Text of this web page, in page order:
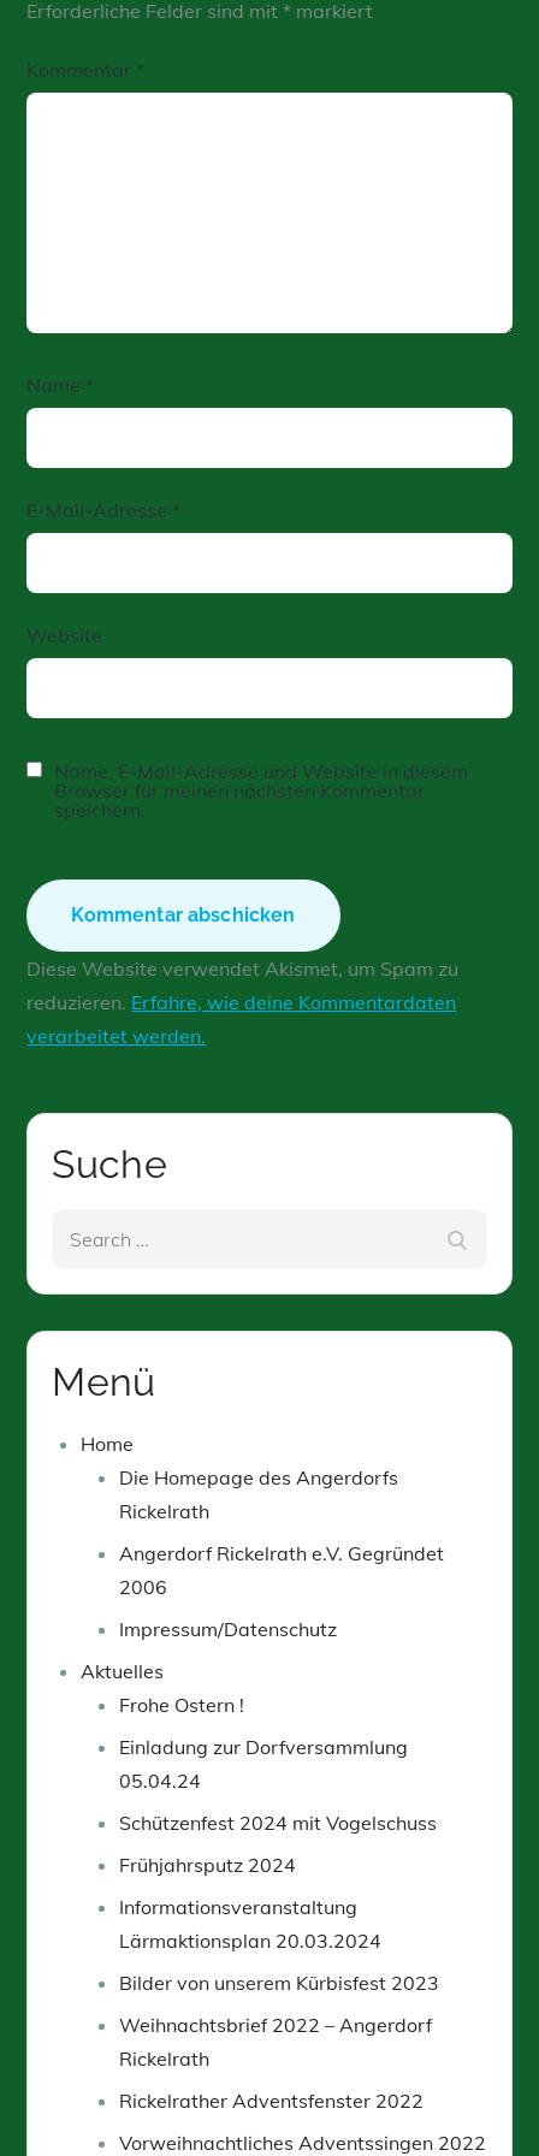
Erforderliche Felder sind mit* markiert
Kommentar *
Name *
E-Mail-Adresse *
Website
Name, E-Mail-Adresse und Website in diesem
Browser für meinen nächsten Kommentar
speichern.
Diese Website verwendet Akismet, um Spam zu
reduzieren. Erfahre, wie deine Kommentardaten
verarbeitet werden.
Suche
Menü
Home
Die Homepage des Angerdorfs
Rickelrath
Angerdorf Rickelrath e.V. Gegründet
2006
Impressum/Datenschutz
Aktuelles
Frohe Ostern !
Einladung zur Dorfversammlung
05.04.24
Schützenfest 2024 mit Vogelschuss
Frühjahrsputz 2024
Informationsveranstaltung
Lärmaktionsplan 20.03.2024
Bilder von unserem Kürbisfest 2023
Weihnachtsbrief 2022 – Angerdorf
Rickelrath
Rickelrather Adventsfenster 2022
Vorweihnachtliches Adventssingen 2022